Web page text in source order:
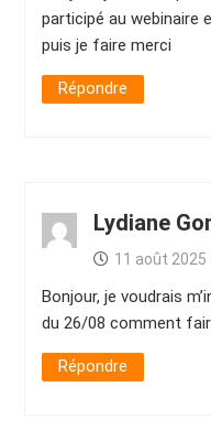
participé au webinaire
puis je faire merci
Répondre
Lydiane
11 août 2025
Bonjour, je voudrais
du 26/08 comment
Répondre